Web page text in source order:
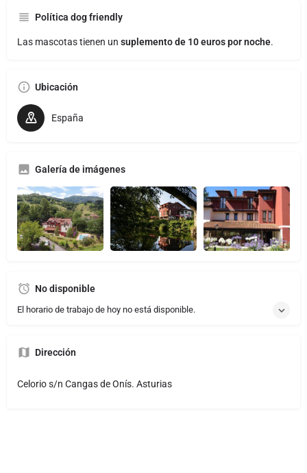
Política dog friendly
Las mascotas tienen un suplemento de 10 euros por noche.
Ubicación
España
Galería de imágenes
No disponible
El horario de trabajo de hoy no está disponible.
Dirección
Celorio s/n Cangas de Onís. Asturias